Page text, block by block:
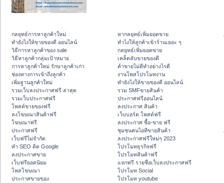
กลยุทธ์การหาลูกค้าใหม่
ทํายังไงให้ขายของดี ออนไลน์
วิธีการหาลูกค้าของ sale
วิธีหาลูกค้ากลุ่มเป้าหมาย
การหาลูกค้าใหม่ รักษาลูกค้าเก่า
ช่องทางการเข้าถึงลูกค้า
เพิ่มฐานลูกค้าใหม่
รวมเว็บลงประกาศฟรี ล่าสุด
รวมเว็บประกาศฟรี
โพสต์ขายของฟรี
ลงโฆษณาสินค้าฟรี
โฆษณาฟรี
ประกาศฟรี
เว็บฟรีไม่จำกัด
ทำ SEO ติด Google
ลงประกาศขาย
เว็บฟรียอดนิยม
โพสโฆษณา
ประกาศขายของ
หากลยุทธ์เพิ่มยอดขาย
ทําไงให้ลูกค้าเข้าร้านเยอะ ๆ
กลยุทธ์เพิ่มยอดขาย
เคล็ดลับขายของดี
ค้าขายไม่ดีทำอย่างไรดี
งานโพสโปรโมทงาน
ทํายังไงให้ขายของดี ออนไลน์
รวม SMFขายสินค้า
ประกาศฟรีออนไลน์
ลงประกาศ สินค้า
เว็บบอร์ด โพสต์ฟรี
ลงประกาศ ซื้อ-ขาย ฟรี
ชุมชนคนไอทีขายสินค้า
ลงประกาศฟรีใหม่ๆ 2023
โปรโมทธุรกิจฟรี
โปรโมทสินค้าฟรี
แจกฟรี รายชื่อเว็บลงประกาศฟรี
โปรโมท Social
โปรโมท youtube